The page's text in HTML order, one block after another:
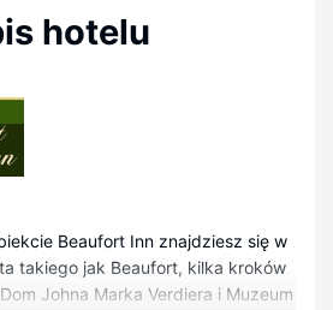
hotelu
Beaufort Inn znajdziesz się w
takiego jak Beaufort, kilka kroków
Johna Marka Verdiera i Muzeum